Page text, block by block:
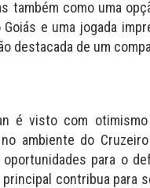
também como uma
e uma jogada
destacada de um
é visto com
ambiente do
para o
contribua para